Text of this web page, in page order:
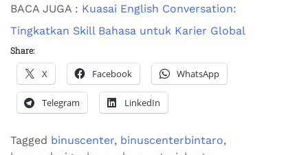
BACA JUGA : Kuasai English Conversation:
Tingkatkan Skill Bahasa untuk Karier Global
Share:
X Facebook WhatsApp
Telegram LinkedIn
Tagged binuscenter, binuscenterbintaro,